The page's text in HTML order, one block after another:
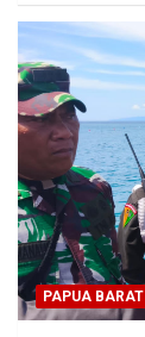
PAPUA BARAT